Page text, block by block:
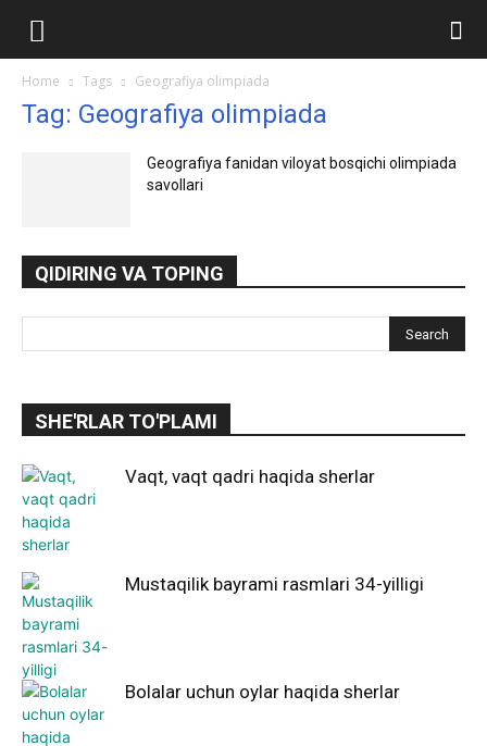
Home Tags Geografiya olimpiada
Tag: Geografiya olimpiada
Geografiya fanidan viloyat bosqichi olimpiada
savollari
QIDIRING VA TOPING
SHE'RLAR TO'PLAMI
Vaqt, vaqt qadri haqida sherlar
Mustaqilik bayrami rasmlari 34-yilligi
Bolalar uchun oylar haqida sherlar